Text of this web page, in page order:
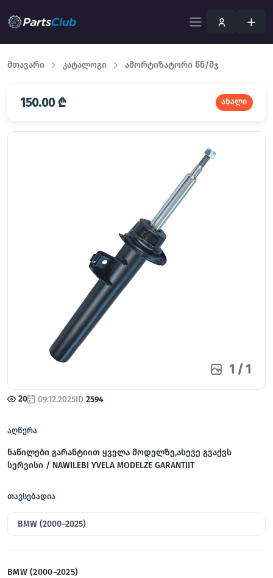
მთავარი კატალოგი ამორტიზატორი წნ/მჯ
150.00 ₾ ახალი
1 /1
20 09.12.2025ID 2594
აღწერა
ნაწილები გარანტიით ყველა მოდელზე,ასევე გვაქვს
სერვისი / NAWILEBI YVELA MODELZE GARANTIIT
თავსებადია
BMW (2000–2025)
BMW (2000–2025)